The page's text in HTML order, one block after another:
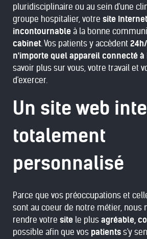
pluridisciplinaire ou au sein d'une
groupe hospitalier, votre site Internet
incontournable à la bonne
cabinet. Vos patients y accèdent
n'importe quel appareil connecté à
savoir plus sur vous, votre travail et
d'exercer.
Un site web
totalement
personnalisé
Parce que vos préoccupations et
sont au coeur de notre métier, nous
rendre votre site le plus agréable,
possible afin que vos patients s'y